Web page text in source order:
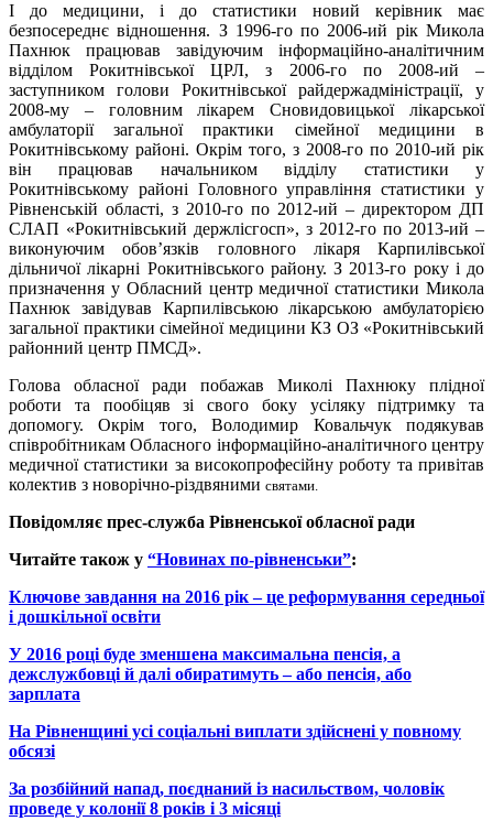
І до медицини, і до статистики новий керівник має
безпосереднє відношення. З 1996-го по 2006-ий рік Микола
Пахнюк працював завідуючим інформаційно-аналітичним
відділом Рокитнівської ЦРЛ, з 2006-го по 2008-ий –
заступником голови Рокитнівської райдержадміністрації, у
2008-му – головним лікарем Сновидовицької лікарської
амбулаторії загальної практики сімейної медицини в
Рокитнівському районі. Окрім того, з 2008-го по 2010-ий рік
він працював начальником відділу статистики у
Рокитнівському районі Головного управління статистики у
Рівненській області, з 2010-го по 2012-ий – директором ДП
СЛАП «Рокитнівський держлісгосп», з 2012-го по 2013-ий –
виконуючим обов’язків головного лікаря Карпилівської
дільничої лікарні Рокитнівського району. З 2013-го року і до
призначення у Обласний центр медичної статистики Микола
Пахнюк завідував Карпилівською лікарською амбулаторією
загальної практики сімейної медицини КЗ ОЗ «Рокитнівський
районний центр ПМСД».
Голова обласної ради побажав Миколі Пахнюку плідної
роботи та пообіцяв зі свого боку усіляку підтримку та
допомогу. Окрім того, Володимир Ковальчук подякував
співробітникам Обласного інформаційно-аналітичного центру
медичної статистики за високопрофесійну роботу та привітав
колектив з новорічно-різдвяними святами.
Повідомляє прес-служба Рівненської обласної ради
Читайте також у “Новинах по-рівненськи”:
Ключове завдання на 2016 рік – це реформування середньої
і дошкільної освіти
У 2016 році буде зменшена максимальна пенсія, а
дежслужбовці й далі обиратимуть – або пенсія, або
зарплата
На Рівненщині усі соціальні виплати здійснені у повному
обсязі
За розбійний напад, поєднаний із насильством, чоловік
проведе у колонії 8 років і 3 місяці